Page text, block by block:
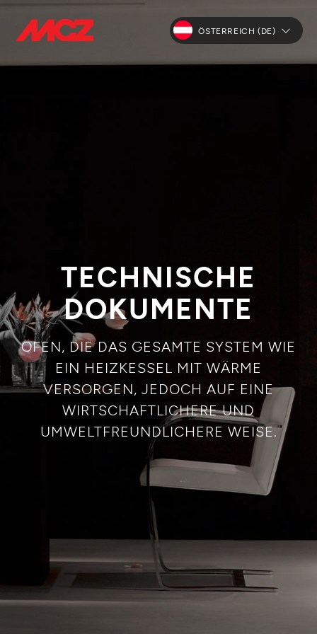
ÖSTERREICH (DE)
TECHNISCHE
DOKUMENTE
ÖFEN, DIE DAS GESAMTE SYSTEM WIE
EIN HEIZKESSEL MIT WÄRME
VERSORGEN, JEDOCH AUF EINE
WIRTSCHAFTLICHERE UND
UMWELTFREUNDLICHERE WEISE.